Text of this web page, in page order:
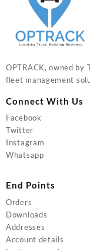
OPTRACK, owned by
fleet management
Connect With Us
Facebook
Twitter
Instagram
Whatsapp
End Points
Orders
Downloads
Addresses
Account details